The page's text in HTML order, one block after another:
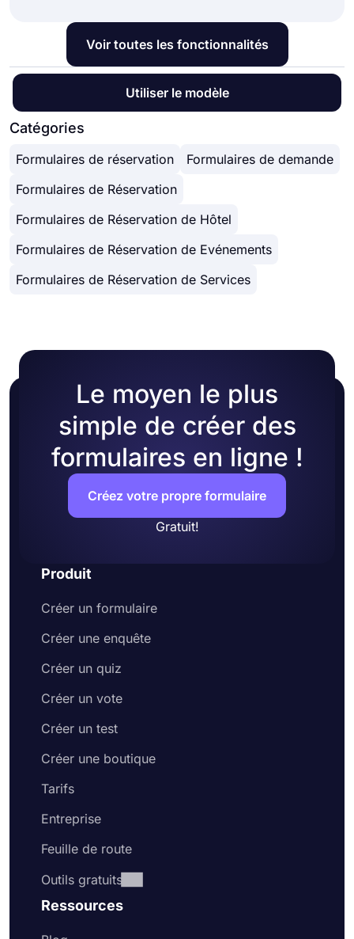
Voir toutes les fonctionnalités
Utiliser le modèle
Catégories
Formulaires de réservation
Formulaires de demande
Formulaires de Réservation
Formulaires de Réservation de Hôtel
Formulaires de Réservation de Evénements
Formulaires de Réservation de Services
Le moyen le plus
simple de créer des
formulaires en ligne !
Créez votre propre formulaire
Gratuit!
Produit
Créer un formulaire
Créer une enquête
Créer un quiz
Créer un vote
Créer un test
Créer une boutique
Tarifs
Entreprise
Feuille de route
Outils gratuits
Ressources